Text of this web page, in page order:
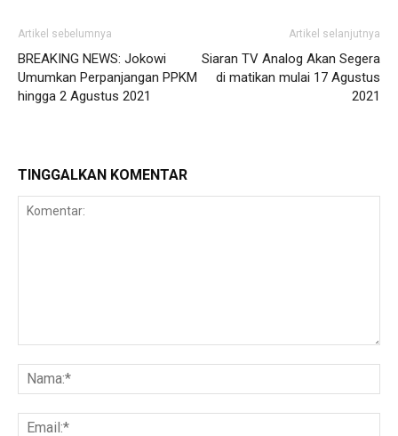
Artikel sebelumnya
BREAKING NEWS: Jokowi
Umumkan Perpanjangan PPKM
hingga 2 Agustus 2021
Artikel selanjutnya
Siaran TV Analog Akan Segera
di matikan mulai 17 Agustus
2021
TINGGALKAN KOMENTAR